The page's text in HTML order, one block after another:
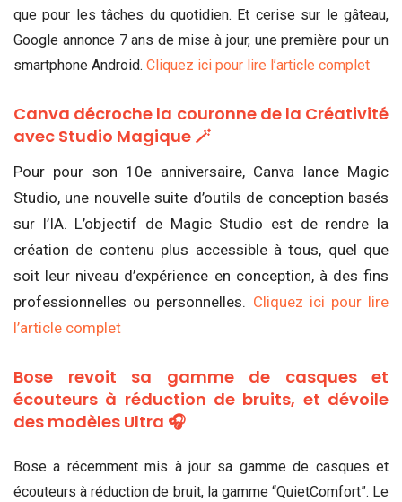
que pour les tâches du quotidien. Et cerise sur le gâteau,
Google annonce 7 ans de mise à jour, une première pour un
smartphone Android. Cliquez ici pour lire l’article complet
Canva décroche la couronne de la Créativité
avec Studio Magique 🪄
Pour pour son 10e anniversaire, Canva lance Magic
Studio, une nouvelle suite d’outils de conception basés
sur l’IA. L’objectif de Magic Studio est de rendre la
création de contenu plus accessible à tous, quel que
soit leur niveau d’expérience en conception, à des fins
professionnelles ou personnelles. Cliquez ici pour lire
l’article complet
Bose revoit sa gamme de casques et
écouteurs à réduction de bruits, et dévoile
des modèles Ultra 🎧
Bose a récemment mis à jour sa gamme de casques et
écouteurs à réduction de bruit, la gamme “QuietComfort”. Le